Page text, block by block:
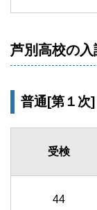
芦別高校の
普通[第１次]
受検
44